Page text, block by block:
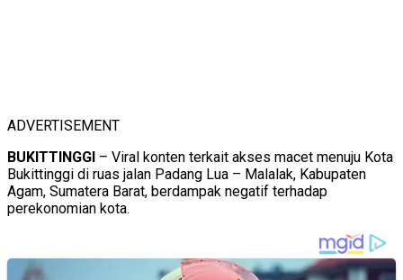
ADVERTISEMENT
BUKITTINGGI – Viral konten terkait akses macet menuju Kota
Bukittinggi di ruas jalan Padang Lua – Malalak, Kabupaten
Agam, Sumatera Barat, berdampak negatif terhadap
perekonomian kota.